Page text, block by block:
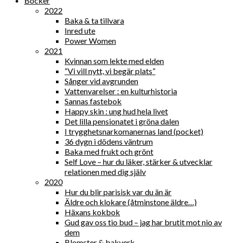
2022
Baka & ta tillvara
Inred ute
Power Women
2021
Kvinnan som lekte med elden
“Vi vill nytt, vi begär plats”
Sånger vid avgrunden
Vattenvarelser : en kulturhistoria
Sannas fastebok
Happy skin : ung hud hela livet
Det lilla pensionatet i gröna dalen
I trygghetsnarkomanernas land (pocket)
36 dygn i dödens väntrum
Baka med frukt och grönt
Self Love – hur du läker, stärker & utvecklar
relationen med dig själv
2020
Hur du blir parisisk var du än är
Äldre och klokare (åtminstone äldre…)
Häxans kokbok
Gud gav oss tio bud – jag har brutit mot nio av
dem